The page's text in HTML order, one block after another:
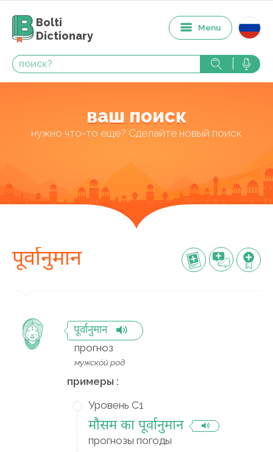
Bolti
Dictionary
Menu
ваш поиск
нужно что-то еще? Сделайте новый поиск
पूर्वानुमान
पूर्वानुमान
прогноз
мужско́й род
примеры :
Уровень C1
मौसम का पूर्वानुमान
прогнозы погоды